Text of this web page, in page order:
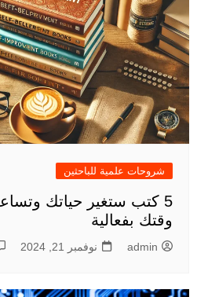
شروحات علمية للباحثين
5 كتب ستغير حياتك
وقتك بفعالية
admin نوفمبر 21, 2024